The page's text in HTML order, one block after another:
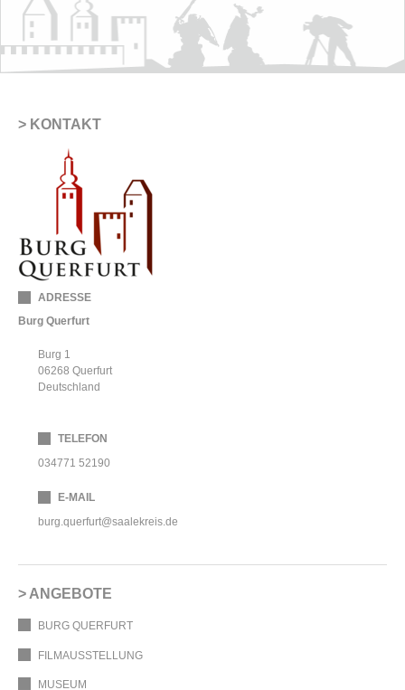
KONTAKT
ADRESSE
Burg Querfurt
Burg 1
06268 Querfurt
Deutschland
TELEFON
034771 52190
E-MAIL
burg.querfurt@saalekreis.de
ANGEBOTE
BURG QUERFURT
FILMAUSSTELLUNG
MUSEUM